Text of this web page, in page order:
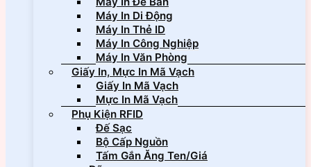
Máy In Di Động
Máy In Thẻ ID
Máy In Công Nghiệp
Máy In Văn Phòng
Giấy In, Mực In Mã Vạch
Giấy In Mã Vạch
Mực In Mã Vạch
Phụ Kiện RFID
Đế Sạc
Bộ Cấp Nguồn
Tấm Gắn Ăng Ten/Giá